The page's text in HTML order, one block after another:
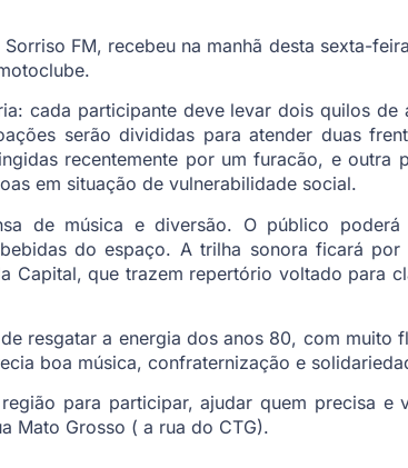
FM, recebeu na manhã desta sexta-
cada participante deve levar dois quilos de
serão divididas para atender duas
recentemente por um furacão, e outra
em situação de vulnerabilidade social.
de música e diversão. O público poderá
do espaço. A trilha sonora ficará
Capital, que trazem repertório voltado para
resgatar a energia dos anos 80, com muito
boa música, confraternização e
para participar, ajudar quem precisa e
Mato Grosso ( a rua do CTG).